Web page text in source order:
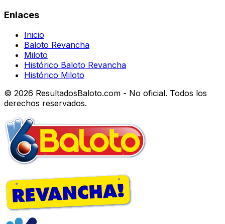
Enlaces
Inicio
Baloto Revancha
Miloto
Histórico Baloto Revancha
Histórico Miloto
© 2026 ResultadosBaloto.com - No oficial. Todos los
derechos reservados.